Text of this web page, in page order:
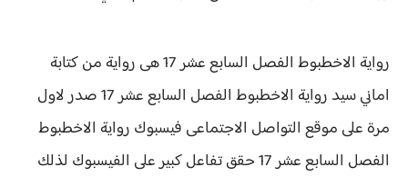
رواية الاخطبوط الفصل السابع عشر 17 هى رواية من كتابة
اماني سيد رواية
الاخطبوط الفصل السابع عشر 17 صدر لاول
مرة على موقع التواصل الاجتماعى فيسبوك رواية الاخطبوط
الفصل السابع عشر 17 حقق
تفاعل كبير على الفيسبوك لذلك